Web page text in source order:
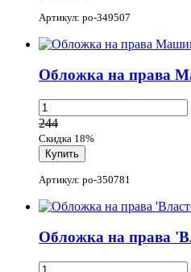
Артикул: po-349507
Обложка на права
244
Скидка 18%
Артикул: po-350781
Обложка на права